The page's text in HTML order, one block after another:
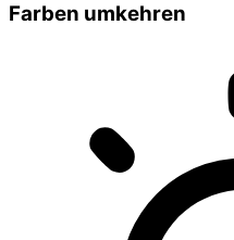
Farben umkehren